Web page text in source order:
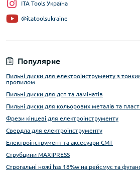
Популярне
Пильні диски для електроінструменту з
пропилом
Пильні диски для дсп та ламінатів
Пильні диски для кольорових металів та
Фрези кінцеві для електроінструменту
Свердла для електроінструменту
Електроінструмент та аксесуари CMT
Струбцини MAXIPRESS
Строгальні ножі hss 18%w на рейсмус та
ITA Tools Україна
@itatoolsukraine